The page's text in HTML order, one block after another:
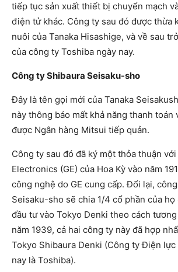
tiếp tục sản xuất thiết bị chuyển mạch
điện tử khác. Công ty sau đó được thừa
nuôi của Tanaka Hisashige, và về sau
của công ty Toshiba ngày nay.
Công ty Shibaura Seisaku-sho
Đây là tên gọi mới của Tanaka
này thông báo mất khả năng thanh toán
được Ngân hàng Mitsui tiếp quản.
Công ty sau đó đã ký một thỏa thuận
Electronics (GE) của Hoa Kỳ vào năm
công nghệ do GE cung cấp. Đổi lại,
Seisaku-sho sẽ chia 1/4 cổ phần của họ
đầu tư vào Tokyo Denki theo cách
năm 1939, cả hai công ty này đã hợp
Tokyo Shibaura Denki (Công ty Điện lực
nay là Toshiba).